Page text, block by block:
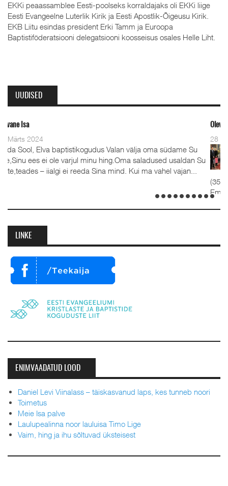
EKKi peaassamblee Eesti-poolseks korraldajaks oli EKKi liige
Eesti Evangeelne Luterlik Kirik ja Eesti Apostlik-Õigeusu Kirik.
EKB Liitu esindas president Erki Tamm ja Euroopa
Baptistiföderatsiooni delegatsiooni koosseisus osales Helle Liht.
UUDISED
Valan välja oma südame Su
minu hing.Oma saladused usaldan Su
Sina mind. Kui ma vahel vajan...
Oleviste kahe pastori
Detsember 2023
advendipühapäeval
koguduses
(35), kelle kõrval seisavad
Emilia. Ordineerimine
LINKE
ENIMVAADATUD LOOD
Daniel Levi Viinalass – täiskasvanud laps, kes tunneb noori
Toimetus
Meie Isa palve
Laulupealinna noor lauluisa Timo Lige
Vaim, hing ja ihu sõltuvad üksteisest